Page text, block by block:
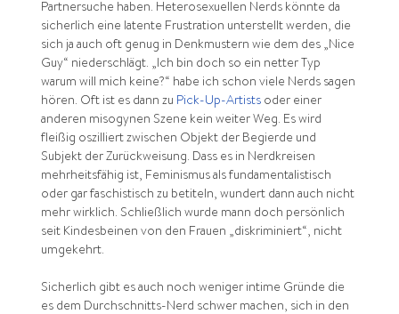
Partnersuche haben. Heterosexuellen Nerds könnte da
sicherlich eine latente Frustration unterstellt werden, die
sich ja auch oft genug in Denkmustern wie dem des „Nice
Guy“ niederschlägt. „Ich bin doch so ein netter Typ
warum will mich keine?“ habe ich schon viele Nerds sagen
hören. Oft ist es dann zu Pick-Up-Artistsoder einer
anderen misogynen Szene kein weiter Weg. Es wird
fleißig oszilliert zwischen Objekt der Begierde und
Subjekt der Zurückweisung. Dass es in Nerdkreisen
mehrheitsfähig ist, Feminismus als fundamentalistisch
oder gar faschistisch zu betiteln, wundert dann auch nicht
mehr wirklich. Schließlich wurde mann doch persönlich
seit Kindesbeinen von den Frauen „diskriminiert“, nicht
umgekehrt.
Sicherlich gibt es auch noch weniger intime Gründe die
es dem Durchschnitts-Nerd schwer machen, sich in den